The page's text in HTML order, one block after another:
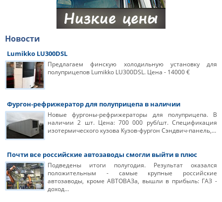
Новости
Lumikko LU300DSL
Предлагаем финскую холодильную установку для
полуприцепов Lumikko LU300DSL. Цена - 14000 €
Фургон-рефрижератор для полуприцепа в наличии
Новые фургоны-рефрижераторы для полуприцепа. В
наличии 2 шт. Цена: 700 000 руб/шт. Спецификация
изотермического кузова Кузов-фургон Сэндвич-панель,…
Почти все российские автозаводы смогли выйти в плюс
Подведены итоги полугодия. Результат оказался
положительным - самые крупные российские
автозаводы, кроме АВТОВАЗа, вышли в прибыль: ГАЗ -
доход…